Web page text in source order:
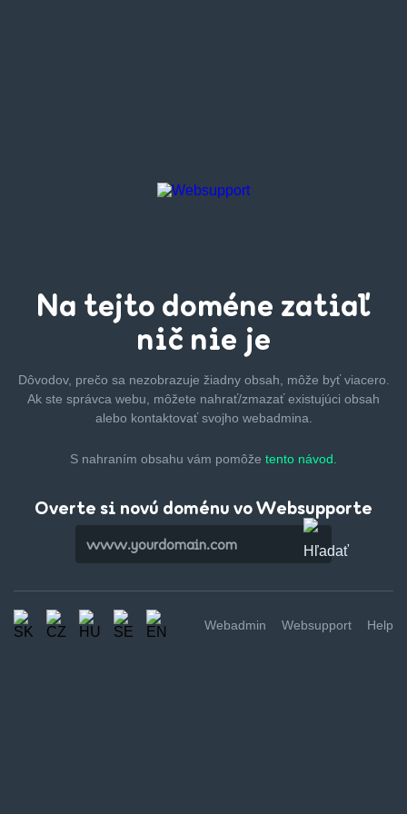
Na tejto doméne zatiaľ
nič nie je
Dôvodov, prečo sa nezobrazuje žiadny obsah, môže byťviacero.
Ak ste správca webu, môžete nahrať/zmazaťexistujúci obsah
alebo kontaktovať svojho webadmina.
S nahraním obsahu vám pomôže tento návod.
Overte si novú doménu vo Websupporte
Webadmin Websupport Help